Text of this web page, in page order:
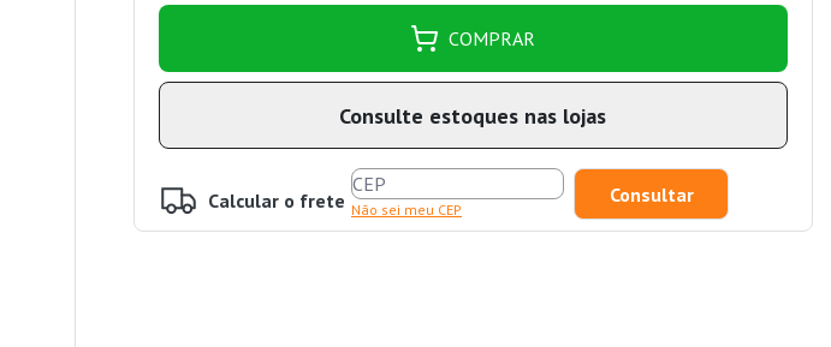
COMPRAR
Consulte estoques nas lojas
Calcular o frete Não sei meu CEP